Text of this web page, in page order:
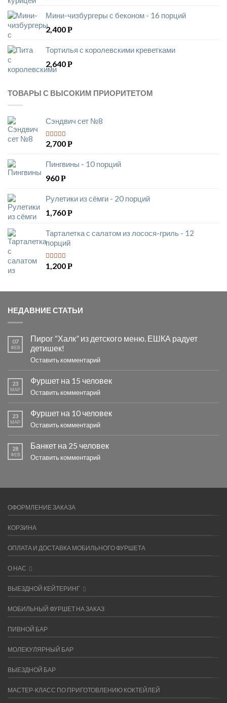
Мини-чизбургеры с беконом - 16 порций
2,400Р
Тортилья с королевскими креветками
2,640Р
ТОВАРЫ С ВЫСОКИМ ПРИОРИТЕТОМ
Сэндвич сет №8
5из 5
2,700Р
Пингвины - 10 порций
960Р
Рулетики из сёмги - 20 порций
1,760Р
Тарталетка с салатом из лосося-гриль - 12
порций
5 из 5
1,200Р
НЕДАВНИЕ СТАТЬИ
07
ФЕВ
Пирог “Халк” из детского меню. ЕШКА радует
детишек!
Оставить комментарий
23
МАР
Фуршет на 15 человек
Оставить комментарий
23
МАР
Фуршет на 10 человек
Оставить комментарий
28
ФЕВ
Банкет на 25 человек
Оставить комментарий
ОФОРМЛЕНИЕ ЗАКАЗА
КОРЗИНА
ОПЛАТА И ДОСТАВКА МОБИЛЬНОГО ФУРШЕТА
О НАС
ВЫЕЗДНОЙ КЕЙТЕРИНГ
МОБИЛЬНЫЙ ФУРШЕТ НА ЗАКАЗ
ПИВНОЙ БАР
МОЛЕКУЛЯРНЫЙ БАР
ВЫЕЗДНОЙ БАР
МАСТЕР-КЛАСС ПО ПРИГОТОВЛЕНИЮ КОКТЕЙЛЕЙ